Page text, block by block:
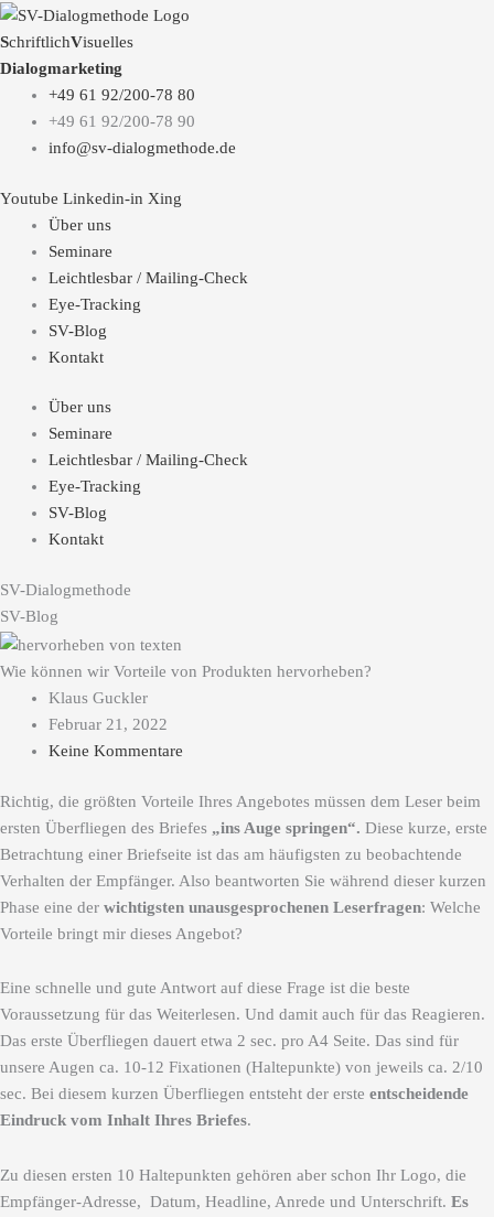
SchriftlichVisuelles
Dialogmarketing
+49 61 92/200-78 80
+49 61 92/200-78 90
info@sv-dialogmethode.de
Youtube Linkedin-in Xing
Über uns
Seminare
Leichtlesbar / Mailing-Check
Eye-Tracking
SV-Blog
Kontakt
Über uns
Seminare
Leichtlesbar / Mailing-Check
Eye-Tracking
SV-Blog
Kontakt
SV-Dialogmethode
SV-Blog
Wie können wir Vorteile von Produkten hervorheben?
Klaus Guckler
Februar 21, 2022
Keine Kommentare
Richtig, die größten Vorteile Ihres Angebotes müssen dem Leser beim
ersten Überfliegen des Briefes „ins Auge springen“. Diese kurze, erste
Betrachtung einer Briefseite ist das am häufigsten zu beobachtende
Verhalten der Empfänger. Also beantworten Sie während dieser kurzen
Phase eine der wichtigsten unausgesprochenen Leserfragen: Welche
Vorteile bringt mir dieses Angebot?
Eine schnelle und gute Antwort auf diese Frage ist die beste
Voraussetzung für das Weiterlesen. Und damit auch für das Reagieren.
Das erste Überfliegen dauert etwa 2 sec. pro A4 Seite. Das sind für
unsere Augen ca. 10-12 Fixationen (Haltepunkte) von jeweils ca. 2/10
sec. Bei diesem kurzen Überfliegen entsteht der erste entscheidende
Eindruck vom Inhalt Ihres Briefes.
Zu diesen ersten 10 Haltepunkten gehören aber schon Ihr Logo, die
Empfänger-Adresse, Datum, Headline, Anrede und Unterschrift. Es